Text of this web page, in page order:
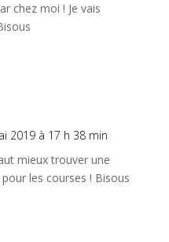
chez moi ! Je vais
2019 à 17 h 38 min
mieux trouver une
les courses ! Bisous